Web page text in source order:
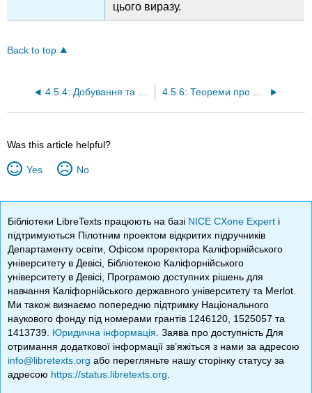
цього виразу.
Back to top
4.5.4: Добування та частки комплексних чисел 4.5.6: Теореми про добуток і частку
Was this article helpful?
Yes No
Бібліотеки LibreTexts працюють на базі NICE CXone Expert і
підтримуються Пілотним проектом відкритих підручників
Департаменту освіти, Офісом проректора Каліфорнійського
університету в Девісі, Бібліотекою Каліфорнійського
університету в Девісі, Програмою доступних рішень для
навчання Каліфорнійського державного університету та Merlot.
Ми також визнаємо попередню підтримку Національного
наукового фонду під номерами грантів 1246120, 1525057 та
1413739. Юридична інформація . Заява про доступність Для
отримання додаткової інформації зв’яжіться з нами за адресою
info@libretexts.org або перегляньте нашу сторінку статусу за
адресою https://status.libretexts.org